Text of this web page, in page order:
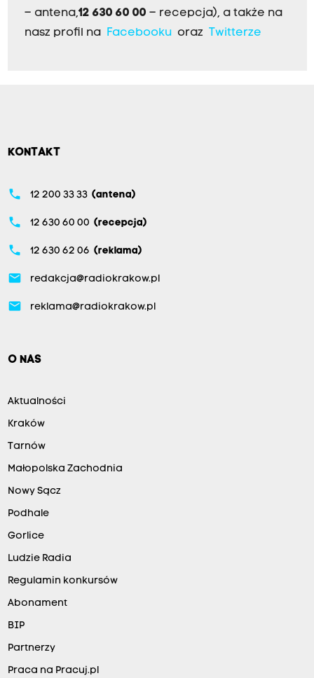
– antena,12 630 60 00 – recepcja), a także na
nasz profil na
Facebookuoraz Twitterze
KONTAKT
phone 12 200 33 33 (antena)
phone 12 630 60 00 (recepcja)
phone 12 630 62 06 (reklama)
email redakcja@radiokrakow.pl
email reklama@radiokrakow.pl
O NAS
Aktualności
Kraków
Tarnów
Małopolska Zachodnia
Nowy Sącz
Podhale
Gorlice
Ludzie Radia
Regulamin konkursów
Abonament
BIP
Partnerzy
Praca na Pracuj.pl